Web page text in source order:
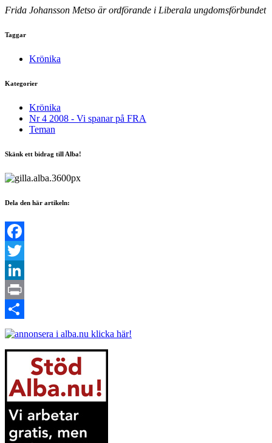
Frida Johansson Metso är ordförande i Liberala ungdomsförbundet
Taggar
Krönika
Kategorier
Krönika
Nr 4 2008 - Vi spanar på FRA
Teman
Skänk ett bidrag till Alba!
Dela den här artikeln:
Facebook
Twitter
LinkedIn
Print
Dela